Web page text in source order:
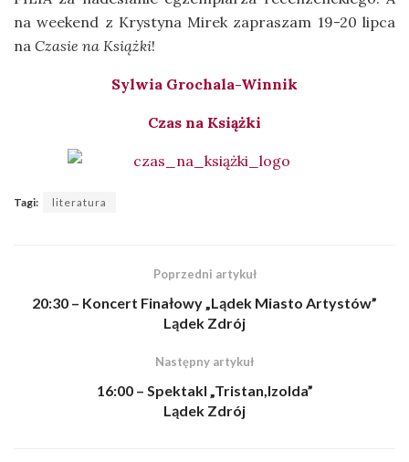
na weekend z Krystyna Mirek zapraszam 19-20 lipca
na Czasie na Książki!
Sylwia Grochala-Winnik
Czas na Książki
Tagi: literatura
Poprzedni artykuł
20:30 – Koncert Finałowy „Lądek Miasto Artystów”
Lądek Zdrój
Następny artykuł
16:00 – Spektakl „Tristan,Izolda”
Lądek Zdrój